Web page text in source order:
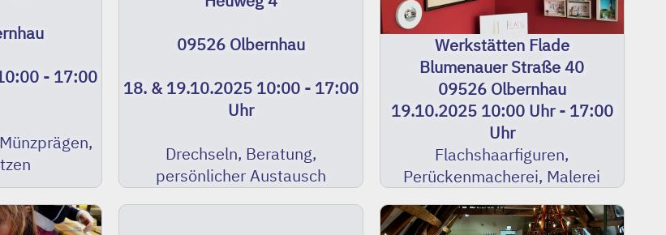
- 17:00
09526 Olbernhau
18. & 19.10.2025 10:00 - 17:00
Uhr
Drechseln, Beratung,
persönlicher Austausch
Werkstätten Flade
Blumenauer Straße 40
09526 Olbernhau
19.10.2025 10:00 Uhr - 17:00
Uhr
Flachshaarfiguren,
Perückenmacherei, Malerei